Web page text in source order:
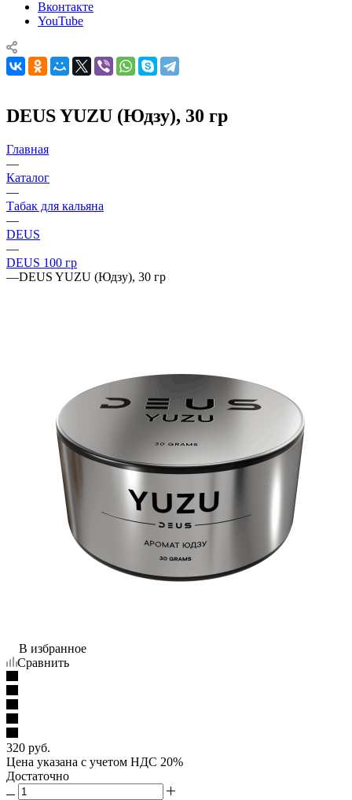
Вконтакте
YouTube
DEUS YUZU (Юдзу), 30 гр
Главная
—
Каталог
—
Табак для кальяна
—
DEUS
—
DEUS 100 гр
—DEUS YUZU (Юдзу), 30 гр
В избранное
Сравнить
320 руб.
Цена указана с учетом НДС 20%
Достаточно